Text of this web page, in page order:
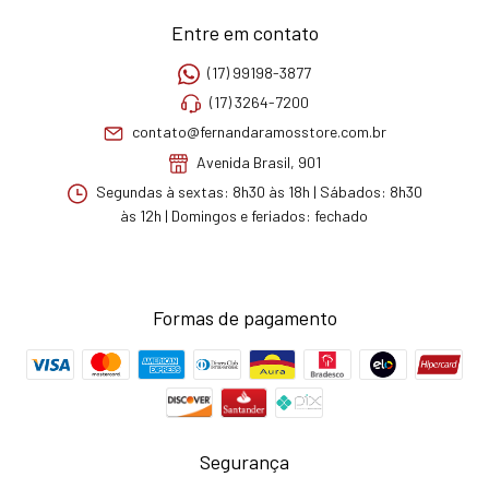
Entre em contato
(17) 99198-3877
(17) 3264-7200
contato@fernandaramosstore.com.br
Avenida Brasil, 901
Segundas à sextas: 8h30 às 18h | Sábados: 8h30
às 12h | Domingos e feriados: fechado
Formas de pagamento
Segurança